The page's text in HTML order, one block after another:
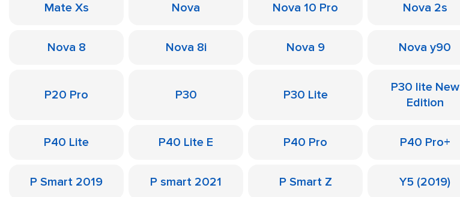
Mate Xs Nova Nova 10 Pro Nova 2s
Nova 8 Nova 8i Nova 9 Nova y90
P20 Pro P30 P30 Lite
P30 lite New
Edition
P40 Lite P40 Lite E P40 Pro P40 Pro+
P Smart 2019 P smart 2021 P Smart Z Y5 (2019)